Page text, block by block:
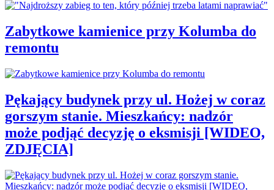
Zabytkowe kamienice przy Kolumba do
remontu
Pękający budynek przy ul. Hożej w coraz
gorszym stanie. Mieszkańcy: nadzór
może podjąć decyzję o eksmisji [WIDEO,
ZDJĘCIA]